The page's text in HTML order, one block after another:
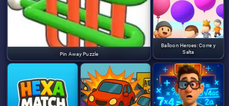
Pin Away Puzzle
Balloon Heroes: Corre y
Salta